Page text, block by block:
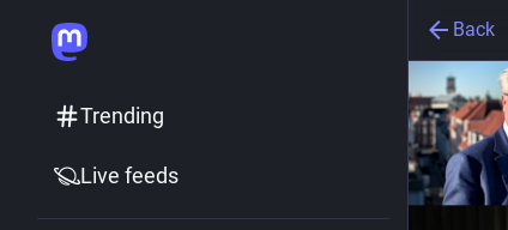
Back
Trending
Live feeds